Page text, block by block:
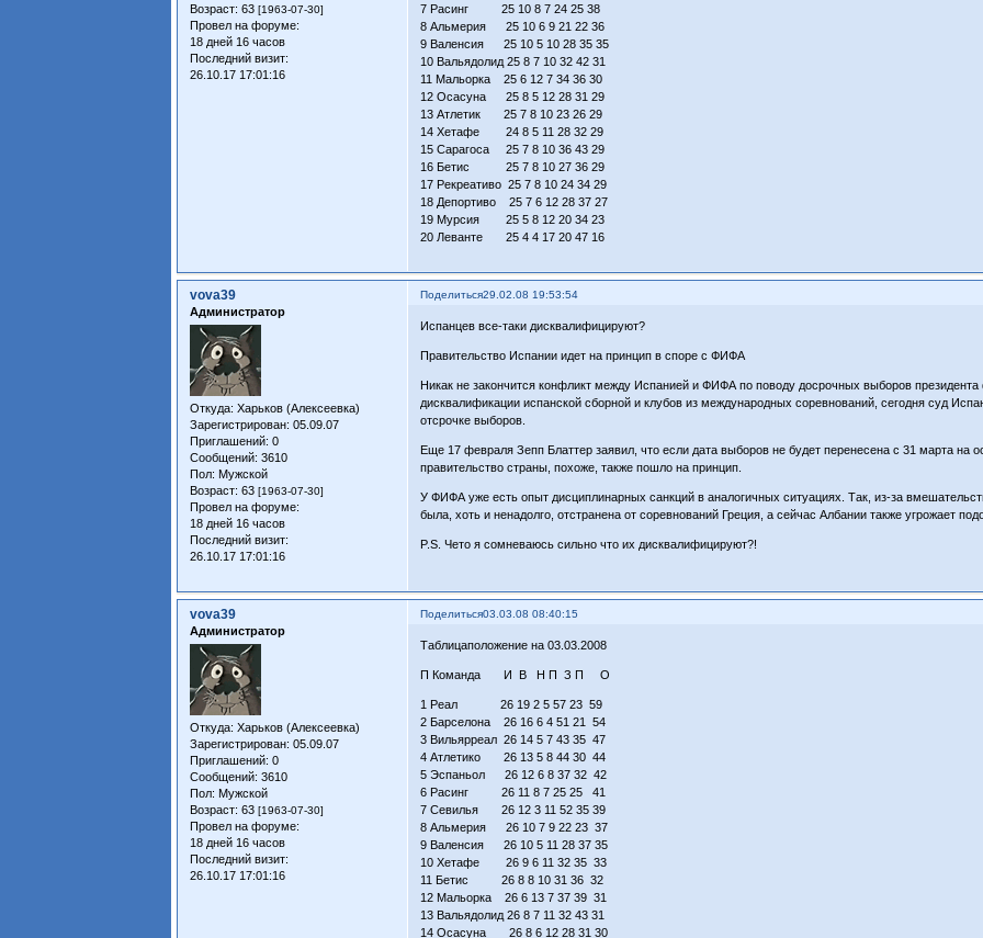
Возраст: 63[1963-07-30]
Провел на форуме:
18 дней 16 часов
Последний визит:
26.10.17 17:01:16
7 Расинг 25 10 8 7 24 25 38
8 Альмерия 25 10 6 9 21 22 36
9 Валенсия 25 10 5 10 28 35 35
10 Вальядолид 25 8 7 10 32 42 31
11 Мальорка 25 6 12 7 34 36 30
12 Осасуна 25 8 5 12 28 31 29
13 Атлетик 25 7 8 10 23 26 29
14 Хетафе 24 8 5 11 28 32 29
15 Сарагоса 25 7 8 10 36 43 29
16 Бетис 25 7 8 10 27 36 29
17 Рекреативо 25 7 8 10 24 34 29
18 Депортиво 25 7 6 12 28 37 27
19 Мурсия 25 5 8 12 20 34 23
20 Леванте 25 4 4 17 20 47 16
Поделиться29.02.08 19:53:54
vova39
Администратор
Откуда: Харьков (Алексеевка)
Зарегистрирован: 05.09.07
Приглашений: 0
Сообщений: 3610
Пол: Мужской
Возраст: 63[1963-07-30]
Провел на форуме:
18 дней 16 часов
Последний визит:
26.10.17 17:01:16
Испанцев все-таки дисквалифицируют?
Правительство Испании идет на принцип в споре с ФИФА
Никак не закончится конфликт между Испанией и ФИФА по поводу досрочных выборов
дисквалификации испанской сборной и клубов из международных соревнований, сегодня суд
отсрочке выборов.
Еще 17 февраля Зепп Блаттер заявил, что если дата выборов не будет перенесена с 31 марта на
правительство страны, похоже, также пошло на принцип.
У ФИФА уже есть опыт дисциплинарных санкций в аналогичных ситуациях. Так, из-за
была, хоть и ненадолго, отстранена от соревнований Греция, а сейчас Албании также угрожает
P.S. Чето я сомневаюсь сильно что их дисквалифицируют?!
Поделиться03.03.08 08:40:15
vova39
Администратор
Откуда: Харьков (Алексеевка)
Зарегистрирован: 05.09.07
Приглашений: 0
Сообщений: 3610
Пол: Мужской
Возраст: 63[1963-07-30]
Провел на форуме:
18 дней 16 часов
Последний визит:
26.10.17 17:01:16
Таблицаположение на 03.03.2008
П Команда И В Н П З П О
1 Реал 26 19 2 5 57 23 59
2 Барселона 26 16 6 4 51 21 54
3 Вильярреал 26 14 5 7 43 35 47
4 Атлетико 26 13 5 8 44 30 44
5 Эспаньол 26 12 6 8 37 32 42
6 Расинг 26 11 8 7 25 25 41
7 Севилья 26 12 3 11 52 35 39
8 Альмерия 26 10 7 9 22 23 37
9 Валенсия 26 10 5 11 28 37 35
10 Хетафе 26 9 6 11 32 35 33
11 Бетис 26 8 8 10 31 36 32
12 Мальорка 26 6 13 7 37 39 31
13 Вальядолид 26 8 7 11 32 43 31
14 Осасуна 26 8 6 12 28 31 30